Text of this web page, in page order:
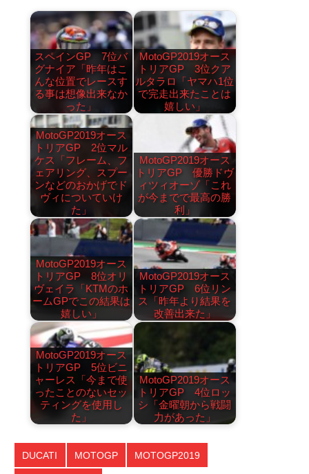
スペインGP 7位バ
グナイア「昨年はこ
んな位置でレースす
る事は想像出来なか
った」
MotoGP2019オース
トリアGP 3位クア
ルタラロ「ヤマハ1位
で完走出来たことは
嬉しい」
MotoGP2019オース
トリアGP 2位マル
ケス「フレーム、フ
ェアリング、スプー
ンなどのおかげでド
ヴィについていけ
た」
MotoGP2019オース
トリアGP 優勝ドヴ
ィツィオーゾ「これ
が今までで最高の勝
利」
MotoGP2019オース
トリアGP 8位オリ
ヴェイラ「KTMのホ
ームGPでこの結果は
嬉しい」
MotoGP2019オース
トリアGP 6位リン
ス「昨年より結果を
改善出来た」
MotoGP2019オース
トリアGP 5位ビニ
ャーレス「今まで使
ったことのないセッ
ティングを使用し
た」
MotoGP2019オース
トリアGP 4位ロッ
シ「金曜朝から戦闘
力があった」
DUCATI MOTOGP MOTOGP2019